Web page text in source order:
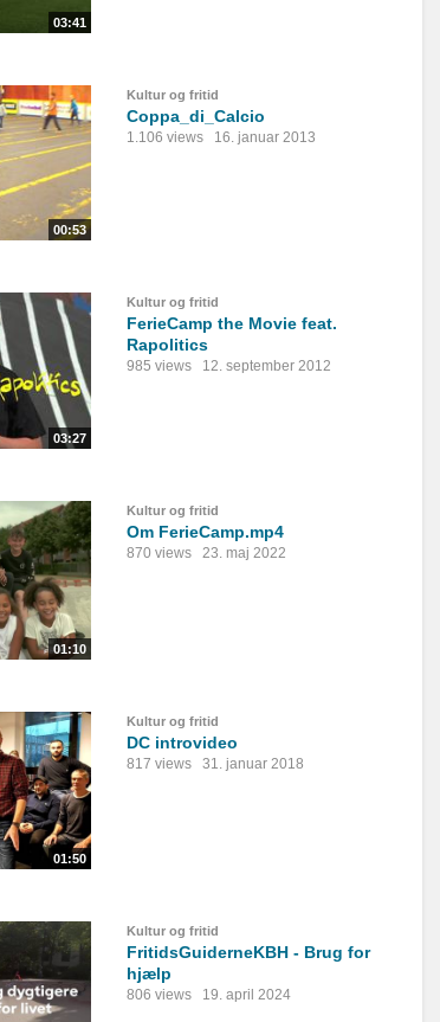
03:41
00:53
Kultur og fritid
Coppa_di_Calcio
1.106 views 16. januar 2013
03:27
Kultur og fritid
FerieCamp the Movie feat.
Rapolitics
985 views 12. september 2012
01:10
Kultur og fritid
Om FerieCamp.mp4
870 views 23. maj 2022
01:50
Kultur og fritid
DC introvideo
817 views 31. januar 2018
Kultur og fritid
FritidsGuiderneKBH - Brug for
hjælp
806 views 19. april 2024